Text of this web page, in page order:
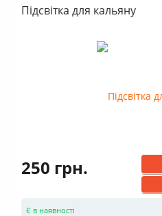
Підсвітка для кальяну
250 грн.
Є в наявності